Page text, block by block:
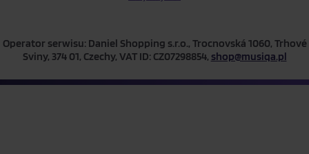
Operator serwisu: Daniel Shopping s.r.o., Trocnovská 1060, Trhové
Sviny, 374 01, Czechy, VAT ID: CZ07298854, shop@musiqa.pl